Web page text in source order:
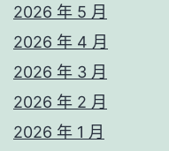
2026 年 5 月
2026 年 4 月
2026 年 3 月
2026 年 2 月
2026 年 1 月